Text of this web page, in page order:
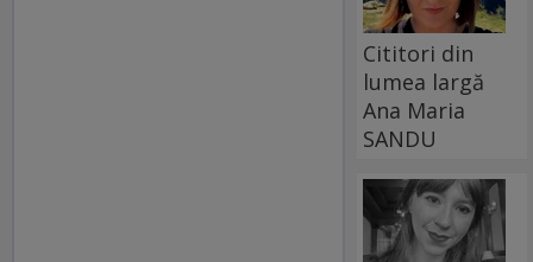
Cititori din
lumea largă
Ana Maria
SANDU